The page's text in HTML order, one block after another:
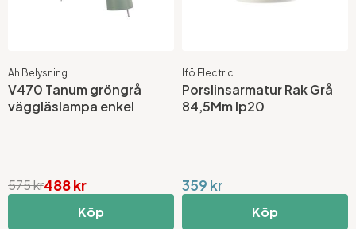
Ah Belysning
V470 Tanum gröngrå
väggläslampa enkel
488 kr
575 kr
Köp
Ifö Electric
Porslinsarmatur Rak Grå
84,5Mm Ip20
359 kr
Köp